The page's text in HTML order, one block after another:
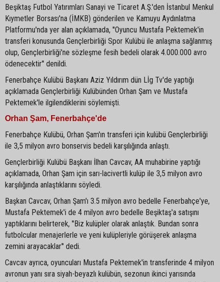
Beşiktaş Futbol Yatırımları Sanayi ve Ticaret A.Ş.'den İstanbul Menkul
Kıymetler Borsası'na (İMKB) gönderilen ve Kamuyu Aydınlatma
Platformu'nda yer alan açıklamada, ''Oyuncu Mustafa Pektemek'in
transferi konusunda Gençlerbirliği Spor Kulübü ile anlaşma sağlanmış
olup, Gençlerbirliği'ne sözleşme fesih bedeli olarak 4.000.000 avro
ödenecektir'' denildi.
Fenerbahçe Kulübü Başkanı Aziz Yıldırım dün Lİg Tv'de yaptığı
açıklamada Gençlerbirliği Kulübünden Orhan Şam ve Mustafa
Pektemek'le ilgilendiklerini söylemişti.
Orhan Şam, Fenerbahçe'de
Fenerbahçe Kulübü, Orhan Şam'ın transferi için kulübü Gençlerbirliği
ile 3,5 milyon avro bonservis bedeli karşılığında anlaştı.
Gençlerbirliği Kulübü Başkanı İlhan Cavcav, AA muhabirine yaptığı
açıklamada, Orhan Şam için sarı-lacivertli kulüp ile 3,5 milyon avro
karşılığında anlaştıklarını söyledi.
Başkan Cavcav, Orhan Şam'ı 3.5 milyon avro bedelle Fenerbahçe'ye,
Mustafa Pektemek'i de 4 milyon avro bedelle Beşiktaş'a satışını
yaptıklarını belirterek, ''Biz kulüpler olarak anlaştık. Bundan sonra
futbolcular menajerlerle ve yeni kulüpleriyle görüşerek anlaşma
zemini arayacaklar'' dedi.
Cavcav ayrıca, oyuncuları Mustafa Pektemek'in transferinde 4 milyon
avronun yanı sıra siyah-beyazlı kulübün, sezonun ikinci yarısında